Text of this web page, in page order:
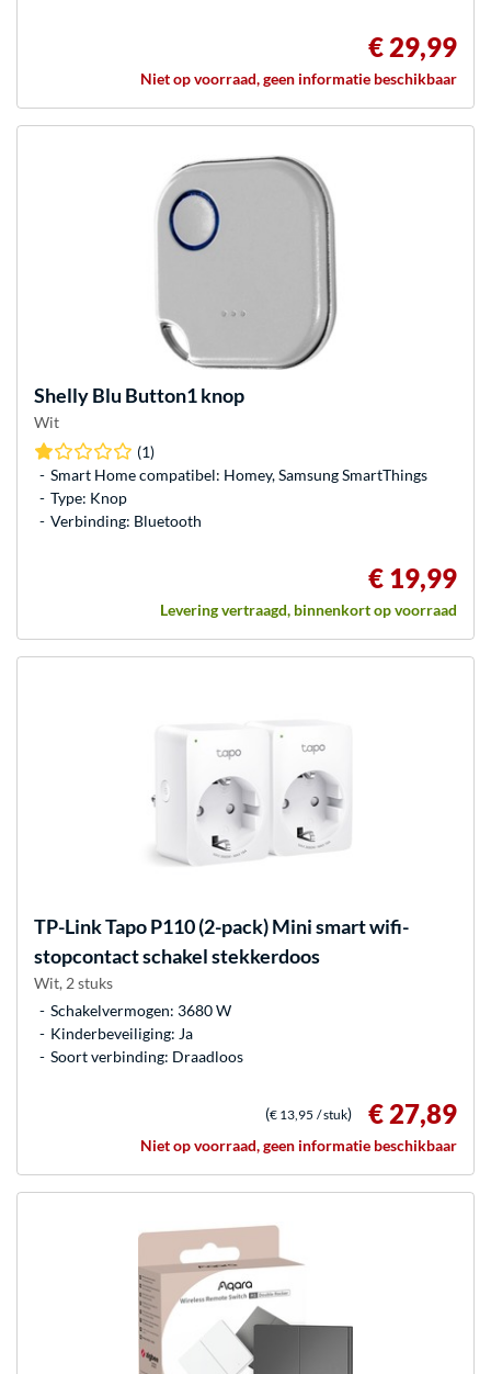
€ 29,99
Niet op voorraad, geen informatie beschikbaar
ShellyBlu Button1 knop
Wit
(1)
Smart Home compatibel: Homey, Samsung SmartThings
Type: Knop
Verbinding: Bluetooth
€ 19,99
Levering vertraagd, binnenkort op voorraad
TP-LinkTapo P110 (2-pack) Mini smart wifi-
stopcontact schakel stekkerdoos
Wit, 2 stuks
Schakelvermogen: 3680 W
Kinderbeveiliging: Ja
Soort verbinding: Draadloos
(€ 13,95 / stuk) € 27,89
Niet op voorraad, geen informatie beschikbaar